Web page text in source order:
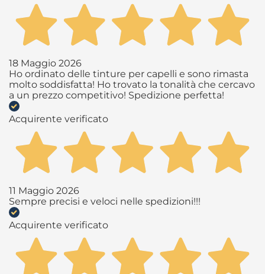
18 Maggio 2026
Ho ordinato delle tinture per capelli e sono rimasta
molto soddisfatta! Ho trovato la tonalità che cercavo
a un prezzo competitivo! Spedizione perfetta!
Acquirente verificato
11 Maggio 2026
Sempre precisi e veloci nelle spedizioni!!!
Acquirente verificato